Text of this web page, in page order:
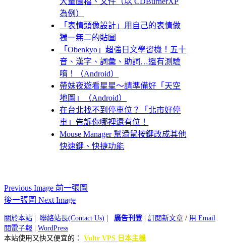
為例）
「表情頭像設計」用自己的表情做
獨一無二的貼圖
「Obenkyo」超強日文學習機！五十
音、漢字、詞彙、助詞…還有測驗
唷！（Android）
帶妹夜遊看星星～請準備好「天空
地圖」（Android）
在台北找不到停車位？「北市好停
車」告訴你哪裡還有位！
Mouse Manager 幫滑鼠按鍵改成其他
快速鍵、快捷功能
Previous Image 前一張圖
後一張圖 Next Image
關於本站 聯絡站長(Contact Us) 廣告刊登| 訂閱新文章 / 用 Email
閱電子報
WordPress
本站使用又快又便宜的： Vultr VPS 日本主機